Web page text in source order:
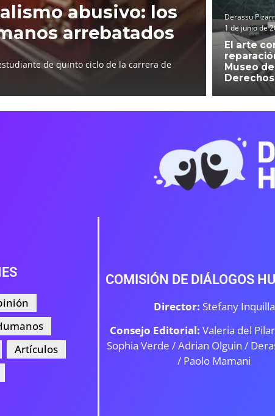
abusivo: los
arrebatados
de quinto ciclo de la carrera de
Derassu
1 de junio de
El arte
Museo
Artículos
COMISIÓN DE DIÁLOGOS
Director: Stefany Inquilla
Consejo Editorial: Valeria del
Sophia Verde /Adrian Olguin /
/ Paolo Mamani